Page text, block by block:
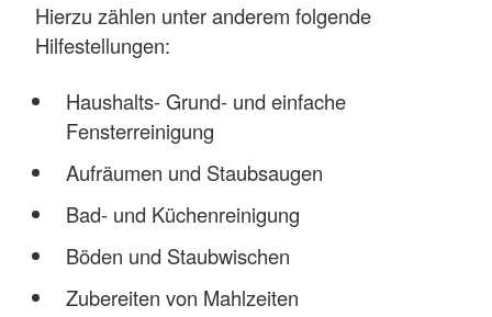
Hierzu zählen unter anderem folgende
Hilfestellungen:
Haushalts- Grund- und einfache
Fensterreinigung
Aufräumen und Staubsaugen
Bad- und Küchenreinigung
Böden und Staubwischen
Zubereiten von Mahlzeiten